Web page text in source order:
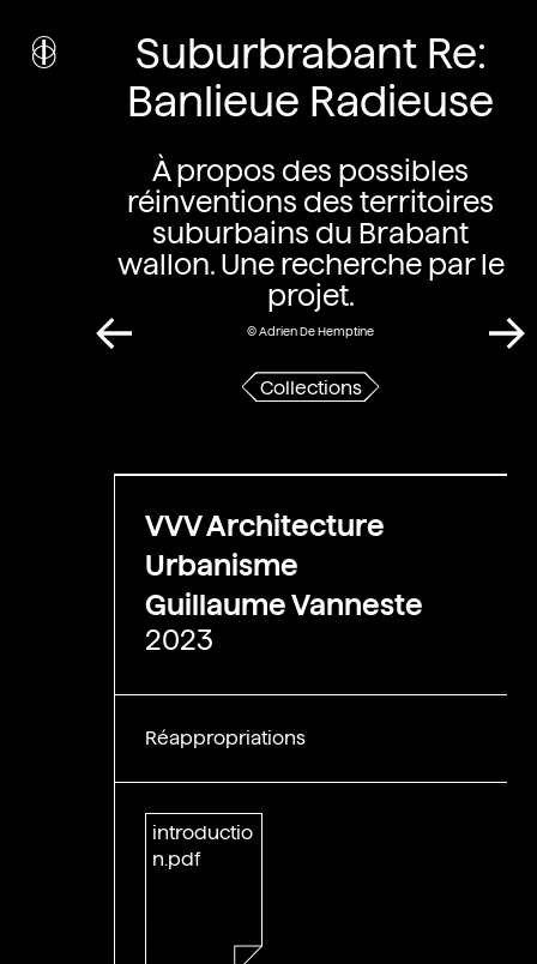
i nstitutculturel
rchitecture
Suburbrabant Re:
Banlieue Radieuse
À propos des possibles
réinventions des territoires
suburbains du Brabant
wallon. Une recherche par le
projet.
© Adrien De Hemptine
Collections
VVV Architecture
Urbanisme
Guillaume Vanneste
2023
Réappropriations
introductio
n.pdf